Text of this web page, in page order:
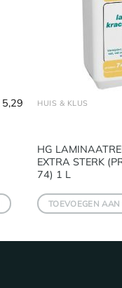
5,29 HUIS & KLUS
HG
EXTRA STERK
74) 1 L
TOEVOEGEN